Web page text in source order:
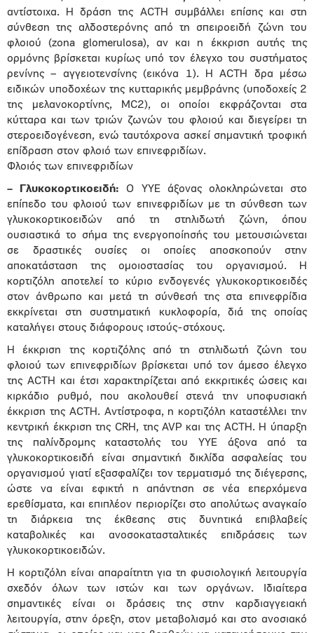
αντίστοιχα. Η δράση της ACTH συμβάλλει επίσης και στη
σύνθεση της αλδοστερόνης από τη σπειροειδή ζώνη του
φλοιού (zona glomerulosa), αν και η έκκριση αυτής της
ορμόνης βρίσκεται κυρίως υπό τον έλεγχο του συστήματος
ρενίνης – αγγειοτενσίνης (εικόνα 1). Η ACTH δρα μέσω
ειδικών υποδοχέων της κυτταρικής μεμβράνης (υποδοχείς 2
της μελανοκορτίνης, MC2), οι οποίοι εκφράζονται στα
κύτταρα και των τριών ζωνών του φλοιού και διεγείρει τη
στεροειδογένεση, ενώ ταυτόχρονα ασκεί σημαντική τροφική
επίδραση στον φλοιό των επινεφριδίων.
Φλοιός των επινεφριδίων
– Γλυκοκορτικοειδή:Ο ΥΥΕ άξονας ολοκληρώνεται στο
επίπεδο του φλοιού των επινεφριδίων με τη σύνθεση των
γλυκοκορτικοειδών από τη στηλιδωτή ζώνη, όπου
ουσιαστικά το σήμα της ενεργοποίησής του μετουσιώνεται
σε δραστικές ουσίες οι οποίες αποσκοπούν στην
αποκατάσταση της ομοιοστασίας του οργανισμού. Η
κορτιζόλη αποτελεί το κύριο ενδογενές γλυκοκορτικοειδές
στον άνθρωπο και μετά τη σύνθεσή της στα επινεφρίδια
εκκρίνεται στη συστηματική κυκλοφορία, διά της οποίας
καταλήγει στους διάφορους ιστούς-στόχους.
Η έκκριση της κορτιζόλης από τη στηλιδωτή ζώνη του
φλοιού των επινεφριδίων βρίσκεται υπό τον άμεσο έλεγχο
της ACTH και έτσι χαρακτηρίζεται από εκκριτικές ώσεις και
κιρκάδιο ρυθμό, που ακολουθεί στενά την υποφυσιακή
έκκριση της ACTH. Αντίστροφα, η κορτιζόλη καταστέλλει την
κεντρική έκκριση της CRH, της AVP και της ACTH. Η ύπαρξη
της παλίνδρομης καταστολής του ΥΥΕ άξονα από τα
γλυκοκορτικοειδή είναι σημαντική δικλίδα ασφαλείας του
οργανισμού γιατί εξασφαλίζει τον τερματισμό της διέγερσης,
ώστε να είναι εφικτή η απάντηση σε νέα επερχόμενα
ερεθίσματα, και επιπλέον περιορίζει στο απολύτως αναγκαίο
τη διάρκεια της έκθεσης στις δυνητικά επιβλαβείς
καταβολικές και ανοσοκατασταλτικές επιδράσεις των
γλυκοκορτικοειδών.
Η κορτιζόλη είναι απαραίτητη για τη φυσιολογική λειτουργία
σχεδόν όλων των ιστών και των οργάνων. Ιδιαίτερα
σημαντικές είναι οι δράσεις της στην καρδιαγγειακή
λειτουργία, στην όρεξη, στον μεταβολισμό και στο ανοσιακό